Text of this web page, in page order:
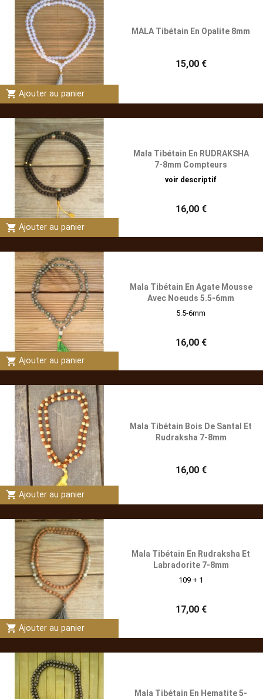
shopping_cart Ajouter au panier
MALA Tibétain En Opalite 8mm
15,00 €
shopping_cart Ajouter au panier
Mala Tibétain En RUDRAKSHA
7-8mm Compteurs
voir descriptif
16,00 €
shopping_cart Ajouter au panier
Mala Tibétain En Agate Mousse
Avec Noeuds 5.5-6mm
5.5-6mm
16,00 €
shopping_cart Ajouter au panier
Mala Tibétain Bois De Santal Et
Rudraksha 7-8mm
16,00 €
shopping_cart Ajouter au panier
Mala Tibétain En Rudraksha Et
Labradorite 7-8mm
109 + 1
17,00 €
Mala Tibétain En Hematite 5-